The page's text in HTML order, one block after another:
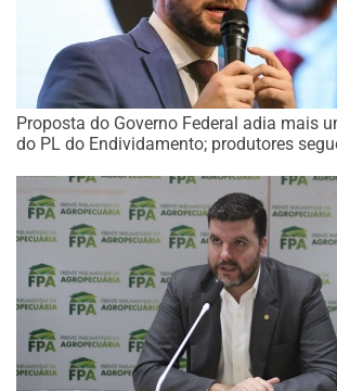
Proposta do Governo Federal adia mais
do PL do Endividamento; produtores